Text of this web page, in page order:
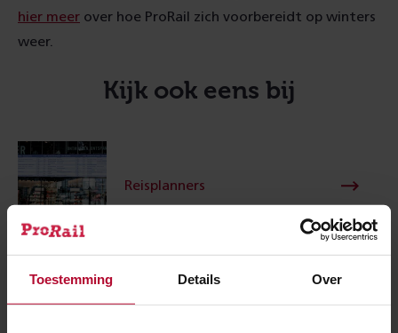
Toestemming Details Over
hier meer over hoe ProRail zich voorbereidt op winters
weer.
Kijk ook eens bij
Reisplanners